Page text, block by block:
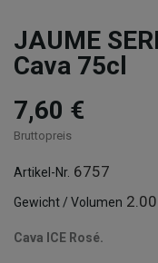
JAUME
Cava 75cl
7,60 €
Bruttopreis
Artikel-Nr. 6757
Gewicht / Volumen
Cava ICE Rosé.